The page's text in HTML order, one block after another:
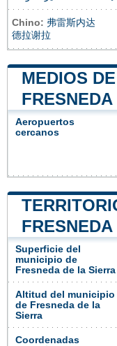
Chino: 弗雷斯内达
德拉谢拉
MEDIOS
Aeropuertos
cercanos
Superficie del
municipio de
Fresneda de la Sierra
Altitud del municipio
de Fresneda de la
Sierra
Coordenadas